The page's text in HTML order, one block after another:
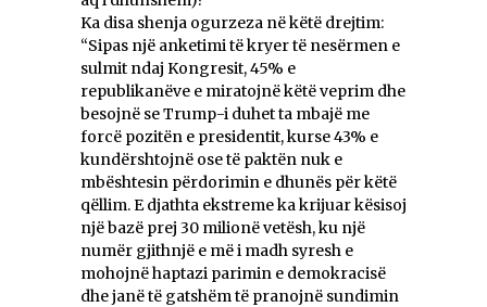
Ka disa shenja ogurzeza në këtë drejtim:
“Sipas një anketimi të kryer të nesërmen e
sulmit ndaj Kongresit, 45% e
republikanëve e miratojnë këtë veprim dhe
besojnë se Trump-i duhet ta mbajë me
forcë pozitën e presidentit, kurse 43% e
kundërshtojnë ose të paktën nuk e
mbështesin përdorimin e dhunës për këtë
qëllim. E djathta ekstreme ka krijuar kësisoj
një bazë prej 30 milionë vetësh, ku një
numër gjithnjë e më i madh syresh e
mohojnë haptazi parimin e demokracisë
dhe janë të gatshëm të pranojnë sundimin